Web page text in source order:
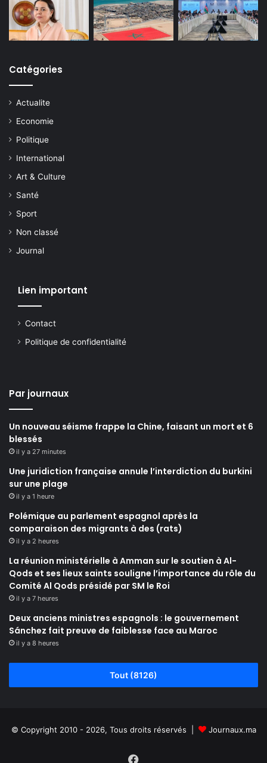
Catégories
Actualite
Economie
Politique
International
Art & Culture
Santé
Sport
Non classé
Journal
Lien important
Contact
Politique de confidentialité
Par journaux
Un nouveau séisme frappe la Chine, faisant un mort et 6
blessés
il y a 27 minutes
Une juridiction française annule l’interdiction du burkini
sur une plage
il y a 1 heure
Polémique au parlement espagnol après la
comparaison des migrants à des (rats)
il y a 2 heures
La réunion ministérielle à Amman sur le soutien à Al-
Qods et ses lieux saints souligne l’importance du rôle du
Comité Al Qods présidé par SM le Roi
il y a 7 heures
Deux anciens ministres espagnols : le gouvernement
Sánchez fait preuve de faiblesse face au Maroc
il y a 8 heures
Tout (8126)
© Copyright 2010 - 2026, Tous droits réservés | Journaux.ma
Facebook